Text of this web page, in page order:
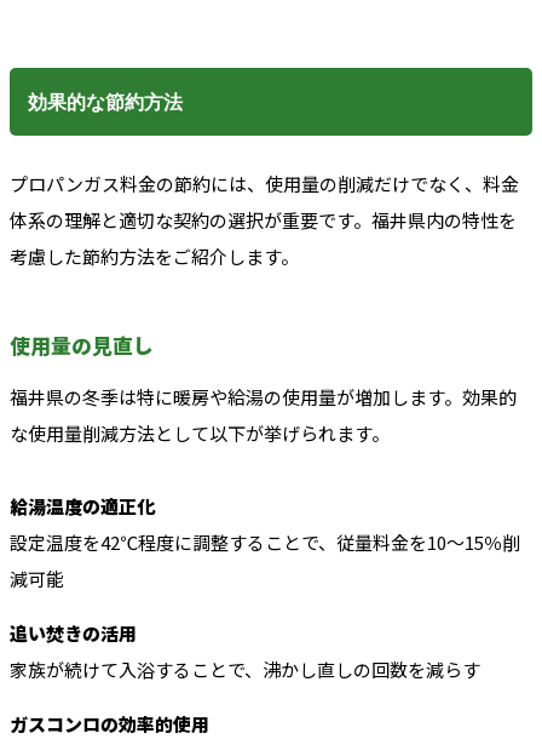
効果的な節約方法
プロパンガス料金の節約には、使用量の削減だけでなく、料金
体系の理解と適切な契約の選択が重要です。福井県内の特性を
考慮した節約方法をご紹介します。
使用量の見直し
福井県の冬季は特に暖房や給湯の使用量が増加します。効果的
な使用量削減方法として以下が挙げられます。
給湯温度の適正化
設定温度を42℃程度に調整することで、従量料金を10〜15％削
減可能
追い焚きの活用
家族が続けて入浴することで、沸かし直しの回数を減らす
ガスコンロの効率的使用